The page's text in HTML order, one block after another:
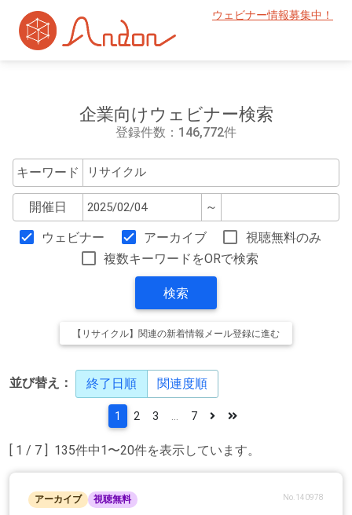
ウェビナー情報募集中！
企業向けウェビナー検索
登録件数：146,772件
キーワード
開催日 ～
ウェビナー アーカイブ
視聴無料のみ
複数キーワードをORで検索
検索
【リサイクル】関連の新着情報メール登録に進む
並び替え： 終了日順 関連度順
[ 1 / 7 ] 135件中1〜20件を表示しています。
1 2 3 7
アーカイブ 視聴無料 No.140978